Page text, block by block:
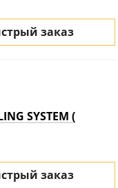
заказ
SYSTEM (
заказ